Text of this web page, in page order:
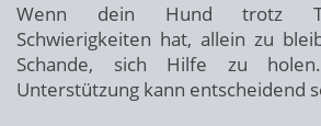
Wenn dein Hund trotz
Schwierigkeiten hat, allein zu
Schande, sich Hilfe zu holen.
Unterstützung kann entscheidend